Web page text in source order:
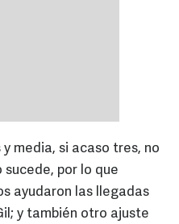
media, si acaso tres, no
sucede, por lo que
ayudaron las llegadas
y también otro ajuste